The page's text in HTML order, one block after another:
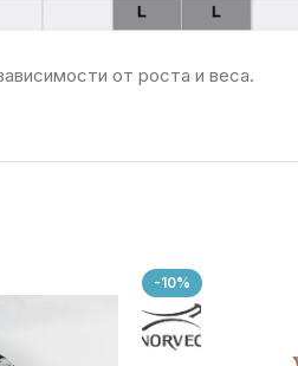
от роста и веса.
-10%